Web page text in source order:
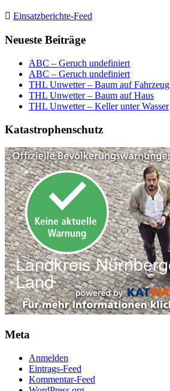
Einsatzberichte-Feed
Neueste Beiträge
ABC – Geruch undefiniert
ABC – Geruch undefiniert
THL Unwetter – Baum auf Fahrzeug
THL Unwetter – Baum auf Haus
THL Unwetter – Keller unter Wasser
Katastrophenschutz
Meta
Anmelden
Eintrags-Feed
Kommentar-Feed